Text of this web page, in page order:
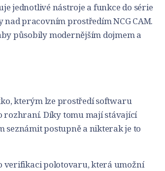
jednotlivé nástroje a funkce do série
pracovním prostředím NCG CAM.
působily modernějším dojmem a
kterým lze prostředí softwaru
rozhraní. Díky tomu mají stávající
seznámit postupně a nikterak je to
verifikaci polotovaru, která umožní